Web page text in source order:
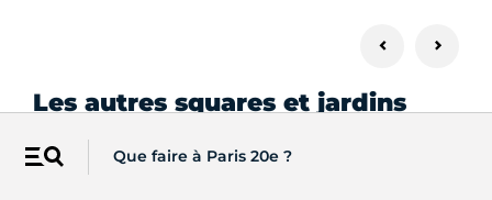
Menu Que faire à Paris 20e ?
Les autres squares et jardins
Les parcs et jardins